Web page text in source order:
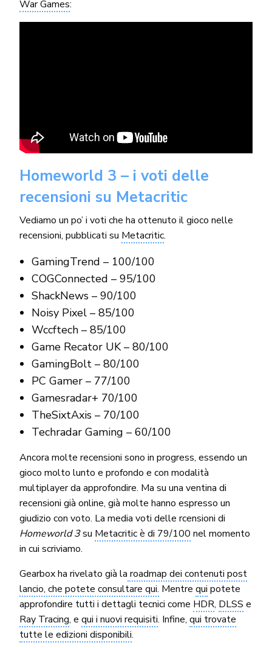
War Games:
Homeworld 3 – i voti delle
recensioni su Metacritic
Vediamo un po’ i voti che ha ottenuto il gioco nelle
recensioni, pubblicati su Metacritic.
GamingTrend – 100/100
COGConnected – 95/100
ShackNews – 90/100
Noisy Pixel – 85/100
Wccftech – 85/100
Game Recator UK – 80/100
GamingBolt – 80/100
PC Gamer – 77/100
Gamesradar+ 70/100
TheSixtAxis – 70/100
Techradar Gaming – 60/100
Ancora molte recensioni sono in progress, essendo un
gioco molto lunto e profondo e con modalità
multiplayer da approfondire. Ma su una ventina di
recensioni già online, già molte hanno espresso un
giudizio con voto. La media voti delle rcensioni di
Homeworld 3su Metacritic è di 79/100 nel momento
in cui scriviamo.
Gearbox ha rivelato già la roadmap dei contenuti post
lancio, che potete consultare qui. Mentrequi potete
approfondire tutti i dettagli tecnici come HDR, DLSS e
Ray Tracing, equi i nuovi requisiti. Infine,qui trovate
tutte le edizioni disponibili.